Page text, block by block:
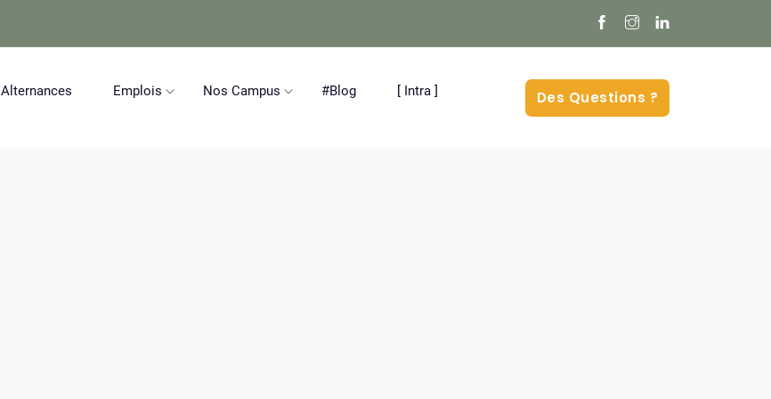
Alternances Emplois Nos Campus #Blog [ Intra ] Des Questions ?